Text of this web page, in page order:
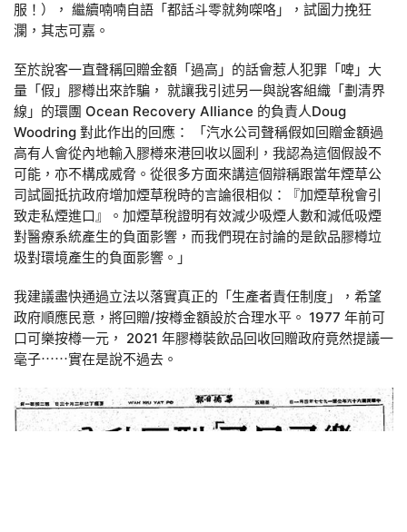
服！）， 繼續喃喃自語「都話斗零就夠㗎咯」，試圖力挽狂
瀾，其志可嘉。
至於說客一直聲稱回贈金額「過高」的話會惹人犯罪「啤」大
量「假」膠樽出來詐騙， 就讓我引述另一與說客組織「劃清界
線」的環團 Ocean Recovery Alliance 的負責人Doug
Woodring 對此作出的回應： 「汽水公司聲稱假如回贈金額過
高有人會從內地輸入膠樽來港回收以圖利，我認為這個假設不
可能，亦不構成威脅。從很多方面來講這個辯稱跟當年煙草公
司試圖抵抗政府增加煙草稅時的言論很相似：『加煙草稅會引
致走私煙進口』。加煙草稅證明有效減少吸煙人數和減低吸煙
對醫療系統產生的負面影響，而我們現在討論的是飲品膠樽垃
圾對環境產生的負面影響。」
我建議盡快通過立法以落實真正的「生產者責任制度」，希望
政府順應民意，將回贈/按樽金額設於合理水平。 1977 年前可
口可樂按樽一元， 2021 年膠樽裝飲品回收回贈政府竟然提議一
毫子⋯⋯實在是說不過去。